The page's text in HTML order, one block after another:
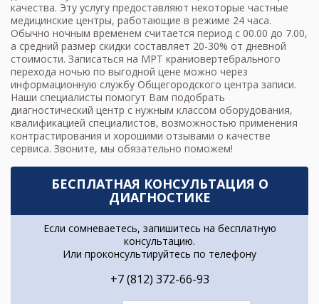
качества. Эту услугу предоставляют некоторые частные
медицинские центры, работающие в режиме 24 часа.
Обычно ночным временем считается период с 00.00 до 7.00,
а средний размер скидки составляет 20-30% от дневной
стоимости. Записаться на МРТ краниовертебрального
перехода ночью по выгодной цене можно через
информационную службу Общегородского центра записи.
Наши специалисты помогут Вам подобрать
диагностический центр с нужным классом оборудования,
квалификацией специалистов, возможностью применения
контрастирования и хорошими отзывами о качестве
сервиса. Звоните, мы обязательно поможем!
БЕСПЛАТНАЯ КОНСУЛЬТАЦИЯ О
ДИАГНОСТИКЕ
Если сомневаетесь, запишитесь на бесплатную
консультацию.
Или проконсультируйтесь по телефону
+7 (812) 372-66-93